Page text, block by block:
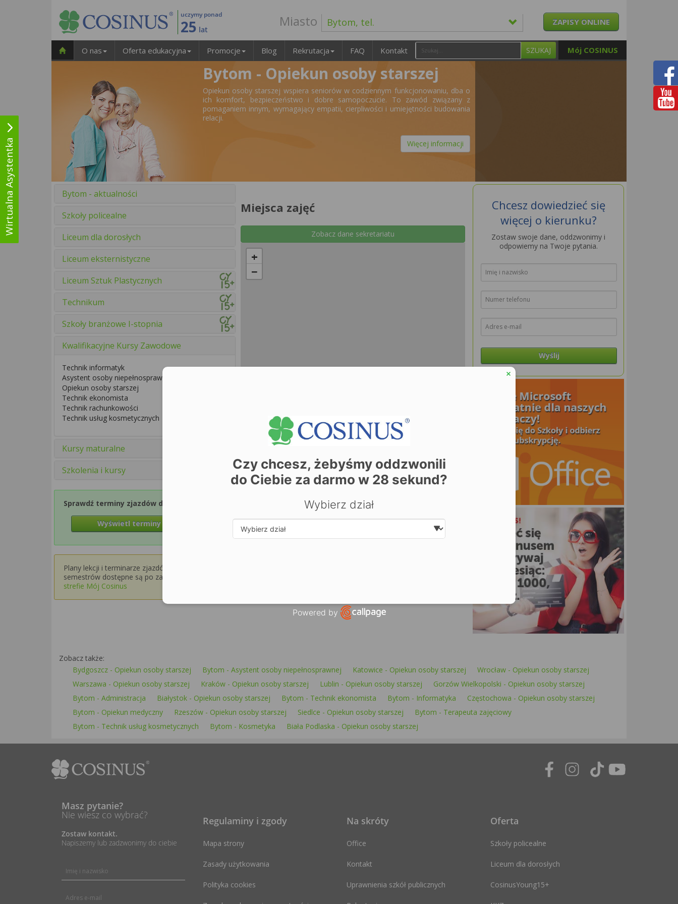
uczymy ponad
25 lat
Miasto Bytom, tel. ZAPISY ONLINE
Mój COSINUS
O nas Oferta edukacyjna Promocje Blog Rekrutacja FAQ Kontakt SZUKAJ
Bytom - Opiekun osoby starszej
Opiekun osoby starszej wspiera seniorów w codziennym funkcjonowaniu, dba o
ich komfort, bezpieczeństwo i dobre samopoczucie. To zawód związany z
pomaganiem innym, wymagający empatii, cierpliwości i umiejętności budowania
relacji.
Więcej informacji
Bytom - aktualności
Szkoły policealne
Liceum dla dorosłych
Liceum eksternistyczne
Liceum Sztuk Plastycznych
Technikum
Szkoły branżowe I-stopnia
Kwalifikacyjne Kursy Zawodowe
Technik informatyk
Asystent osoby niepełnosprawnej
Opiekun osoby starszej
Technik ekonomista
Technik rachunkowości
Technik usług kosmetycznych
Kursy maturalne
Szkolenia i kursy
Sprawdź terminy zjazdów dla Semestru 1
Wyświetl terminy zjazdów
Plany lekcji i terminarze zjazdów dla wyższych
semestrów dostępne są po zalogowaniu w
strefie Mój Cosinus
Miejsca zajęć
Zobacz dane sekretariatu
+
−
Chcesz dowiedzieć się
więcej o kierunku?
Zostaw swoje dane, oddzwonimy i
odpowiemy na Twoje pytania.
Wyślij
Zobacz także:
Bydgoszcz - Opiekun osoby starszej
Bytom - Asystent osoby niepełnosprawnej Katowice - Opiekun osoby starszej
Wrocław - Opiekun osoby starszej
Warszawa - Opiekun osoby starszej
Kraków - Opiekun osoby starszej Lublin - Opiekun osoby starszej
Gorzów Wielkopolski - Opiekun osoby starszej
Bytom - Administracja
Białystok - Opiekun osoby starszej Bytom - Technik ekonomista Bytom - Informatyka
Częstochowa - Opiekun osoby starszej
Bytom - Opiekun medyczny
Rzeszów - Opiekun osoby starszej Siedlce - Opiekun osoby starszej
Bytom - Terapeuta zajęciowy
Bytom - Technik usług kosmetycznych
Bytom - Kosmetyka Biała Podlaska - Opiekun osoby starszej
Masz pytanie?
Nie wiesz co wybrać?
Zostaw kontakt.
Napiszemy lub zadzwonimy do ciebie
Regulaminy i zgody
Mapa strony
Zasady użytkowania
Polityka cookies
Na skróty
Office
Kontakt
Uprawnienia szkół publicznych
Oferta
Szkoły policealne
Liceum dla dorosłych
CosinusYoung15+
Wirtualna Asystentka
Czy chcesz, żebyśmy oddzwonili
do Ciebie za darmo w 28 sekund?
Wybierz dział
Powered by